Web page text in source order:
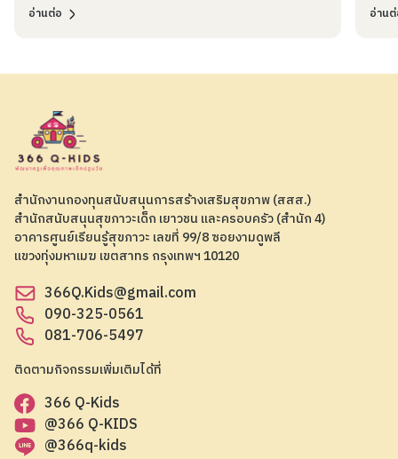
อ่านต่อ อ่าน
สำนักงานกองทุนสนับสนุนการสร้างเสริมสุขภาพ (สสส.)
สำนักสนับสนุนสุขภาวะเด็ก เยาวชน และครอบครัว (สำนัก 4)
อาคารศูนย์เรียนรู้สุขภาวะ เลขที่ 99/8 ซอยงามดูพลี
แขวงทุ่งมหาเมฆ เขตสาทร กรุงเทพฯ 10120
366Q.Kids@gmail.com
090-325-0561
081-706-5497
ติดตามกิจกรรมเพิ่มเติมได้ที่
366 Q-Kids
@366 Q-KIDS
@366q-kids